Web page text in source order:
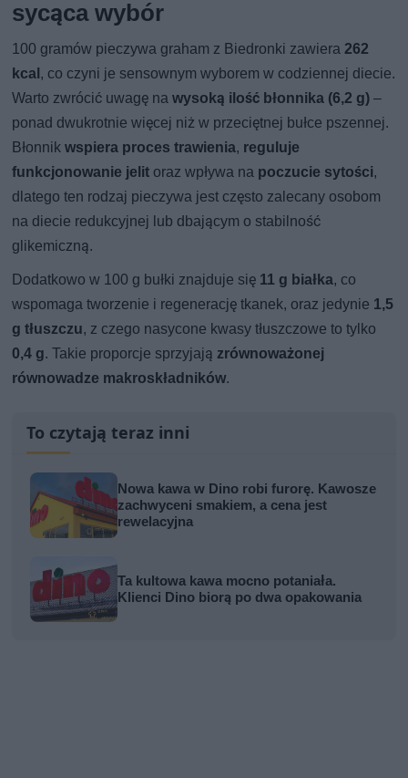
sycąca wybór
100 gramów pieczywa graham z Biedronki zawiera262
kcal, co czyni je sensownym wyborem w codziennej diecie.
Warto zwrócić uwagę nawysoką ilość błonnika (6,2 g) –
ponad dwukrotnie więcej niż w przeciętnej bułce pszennej.
Błonnikwspiera proces trawienia, reguluje
funkcjonowanie jelit oraz wpływa na poczucie sytości,
dlatego ten rodzaj pieczywa jest często zalecany osobom
na diecie redukcyjnej lub dbającym o stabilność
glikemiczną.
Dodatkowo w 100 g bułki znajduje się 11 g białka, co
wspomaga tworzenie i regenerację tkanek, oraz jedynie 1,5
g tłuszczu, z czego nasycone kwasy tłuszczowe to tylko
0,4 g. Takie proporcje sprzyjają zrównoważonej
równowadze makroskładników.
To czytają teraz inni
Nowa kawa w Dino robi furorę. Kawosze
zachwyceni smakiem, a cena jest
rewelacyjna
Ta kultowa kawa mocno potaniała.
Klienci Dino biorą po dwa opakowania